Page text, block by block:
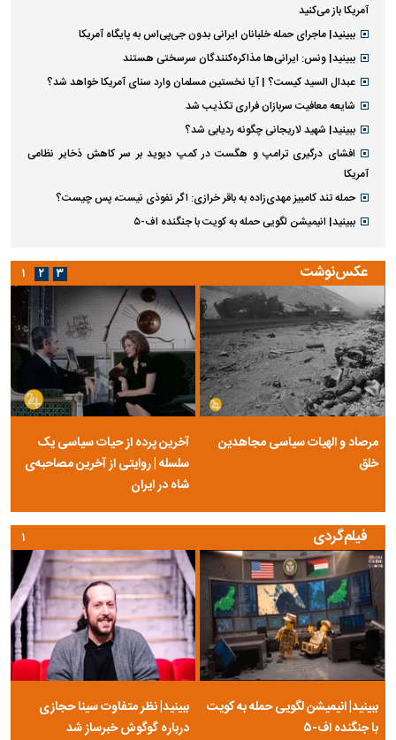
آمریکا باز می‌کنید
ببینید| ماجرای حمله خلبانان ایرانی بدون جی‌پی‌اس به پایگاه آمریکا
ببینید| ونس: ایرانی‌ها مذاکره‌کنندگان سرسختی هستند
عبدال السید کیست؟ | آیا نخستین مسلمان وارد سنای آمریکا خواهد شد؟
شایعه معافیت سربازان فراری تکذیب شد
ببینید| شهید لاریجانی چگونه ردیابی شد؟
افشای درگیری ترامپ و هگست در کمپ دیوید بر سر کاهش ذخایر نظامی
آمریکا
حمله تند کامبیز مهدی‌زاده به باقر خرازی: اگر نفوذی نیست، پس چیست؟
ببینید| انیمیشن لگویی حمله به کویت با جنگنده اف-۵
عکس‌نوشت
مرصاد و الهیات سیاسی مجاهدین
خلق
آخرین پرده از حیات سیاسی یک
سلسله | روایتی از آخرین مصاحبه‌ی
شاه در ایران
۱ ۲ ۳
فیلم‌گردی
ببینید| انیمیشن لگویی حمله به کویت
با جنگنده اف-۵
ببینید| نظر متفاوت سینا حجازی
درباره گوگوش خبرساز شد
۱